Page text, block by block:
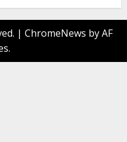
| ChromeNews by AF